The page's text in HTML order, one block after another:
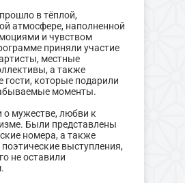
в тёплой,
атмосфере, наполненной
и чувством
приняли участие
местные
а также
гости, которые подарили
моменты.
о мужестве, любви к
Были представлены
номера, а также
выступления,
не оставили